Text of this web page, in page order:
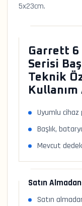
5x23cm.
Garrett 6
Serisi
Teknik
Kullanım
Uyumlu
Başlık,
Mevcut
Satın
Satın